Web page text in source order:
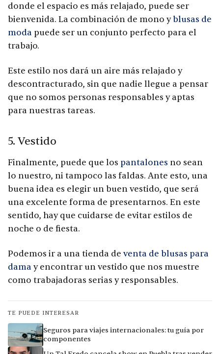
donde el espacio es más relajado, puede ser
bienvenida. La combinación de mono yblusas de
moda puede ser un conjunto perfecto para el
trabajo.
Este estilo nos dará un aire más relajado y
descontracturado, sin que nadie llegue a pensar
que no somos personas responsables y aptas
para nuestras tareas.
5. Vestido
Finalmente, puede que los pantalones no sean
lo nuestro, ni tampoco las faldas. Ante esto, una
buena idea es elegir un buen vestido, que será
una excelente forma de presentarnos. En este
sentido, hay que cuidarse de evitar estilos de
noche o de fiesta.
Podemos ir a una tienda de venta de blusas para
dama y encontrar un vestido que nos muestre
como trabajadoras serias y responsables.
TE PUEDE INTERESAR
Seguros para viajes internacionales: tu guía por
componentes